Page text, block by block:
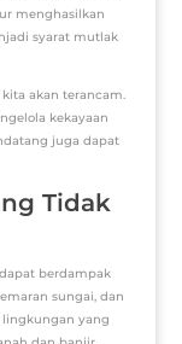
menghasilkan
syarat mutlak
akan terancam.
kekayaan
juga dapat
Tidak
berdampak
sungai, dan
lingkungan yang